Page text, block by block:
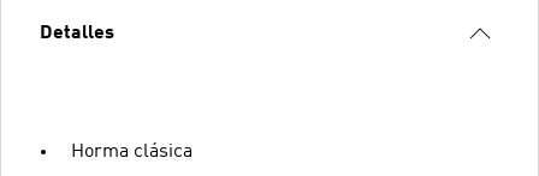
Detalles
Horma clásica